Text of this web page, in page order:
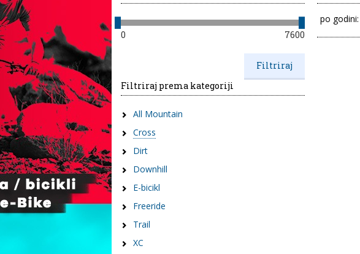
0 7600
Filtriraj prema kategoriji
All Mountain
Cross
Dirt
Downhill
E-bicikl
Freeride
Trail
XC
po godini: